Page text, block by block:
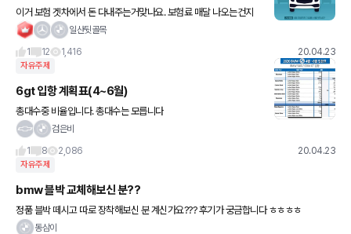
이거 보험 겟차에서 돈 다내주는거맞나요. 보험료 매달 나오는건지
어디에서 물어봐야 할까요;;
일산뒷골목
1
12 1,416 20.04.23
자유주제
6gt 입항 계획표(4~6월)
총대수중 비율입니다. 총대수는 모릅니다
검은비
1
8 2,086 20.04.23
자유주제
bmw 블박 교체해보신 분??
정품 블박 떼시고 따로 장착해보신 분 계신가요??? 후기가 궁금합니다 ㅎㅎㅎㅎ
동삼이